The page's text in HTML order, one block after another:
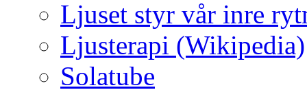
Ljuset styr vår inre
Ljusterapi (Wikipedia)
Solatube